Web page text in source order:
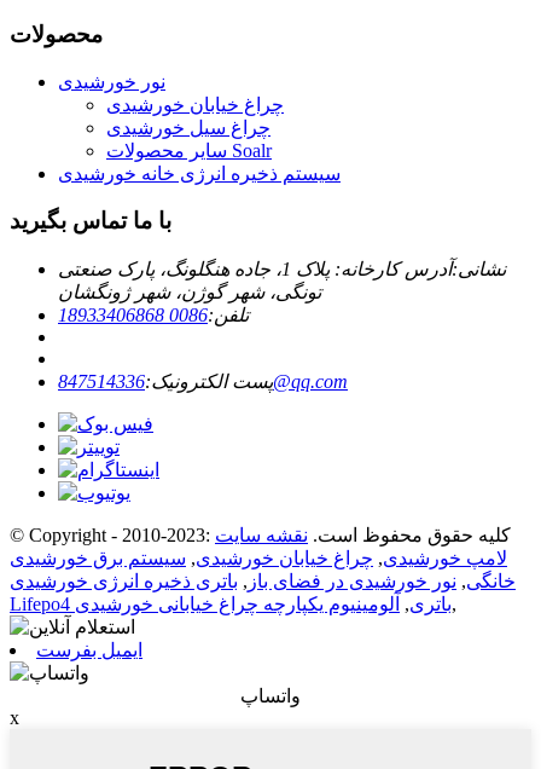
محصولات
نور خورشیدی
چراغ خیابان خورشیدی
چراغ سیل خورشیدی
سایر محصولات Soalr
سیستم ذخیره انرژی خانه خورشیدی
با ما تماس بگیرید
نشانی:
آدرس کارخانه: پلاک 1، جاده هنگلونگ، پارک صنعتی
تونگی، شهر گوژن، شهر ژونگشان
تلفن:0086 18933406868
پست الکترونیک:847514336@qq.com
© Copyright - 2010-2023: کلیه حقوق محفوظ است. نقشه سایت
لامپ خورشیدی, چراغ خیابان خورشیدی, سیستم برق خورشیدی
خانگی, نور خورشیدی در فضای باز , باتری ذخیره انرژی خورشیدی
Lifepo4 باتری, آلومینیوم یکپارچه چراغ خیابانی خورشیدی ,
ایمیل بفرست
واتساپ
x